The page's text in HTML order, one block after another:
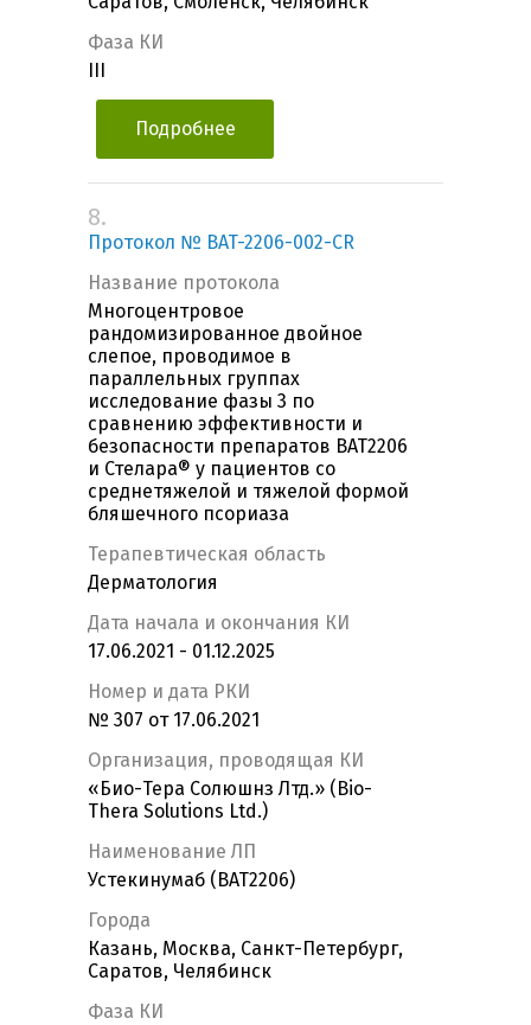
Фаза КИ
Подробнее
8.
Протокол № BAT-2206-002-CR
Название протокола
Многоцентровое
рандомизированное двойное
слепое, проводимое в
параллельных группах
исследование фазы 3 по
сравнению эффективности и
безопасности препаратов BAT2206
и Стелара® у пациентов со
среднетяжелой и тяжелой формой
бляшечного псориаза
Терапевтическая область
Дерматология
Дата начала и окончания КИ
17.06.2021 - 01.12.2025
Номер и дата РКИ
№ 307 от 17.06.2021
Организация, проводящая КИ
«Био-Тера Солюшнз Лтд.» (Bio-
Thera Solutions Ltd.)
Наименование ЛП
Устекинумаб (BAT2206)
Города
Казань, Москва, Санкт-Петербург,
Саратов, Челябинск
Фаза КИ